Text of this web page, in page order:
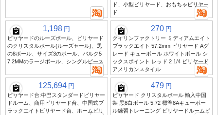
ド、小型ビリヤード、おもちゃビリヤー
ド
1,198 円
ビリヤードのルーズボール、ビリヤード
のクリスタルボール(ルーズセール)、黒
の8ボール、サイズ3のボール、バルク5
7.2MMのラージボール、シングルピース
270 円
クイリンファクトリー ミディアムエイト
ブラックエイト 57.2mm ビリヤード Aグ
レード キューボール ホワイトボール シ
ックスポイント レッド 2 1/4 ビリヤード
アメリカンスタイル
125,694 円
ビリヤード台:中巴スタンダードビリヤー
ドルーム、商用ビリヤード台、中国式ブ
ラックエイトビリヤード台、ホームビリ
479 円
ビリヤード クリスタルボール 輸入中国
製 黒8白ボール 5.72 標準8Aキューボー
ル練習トレーニング ビリヤードルームビ